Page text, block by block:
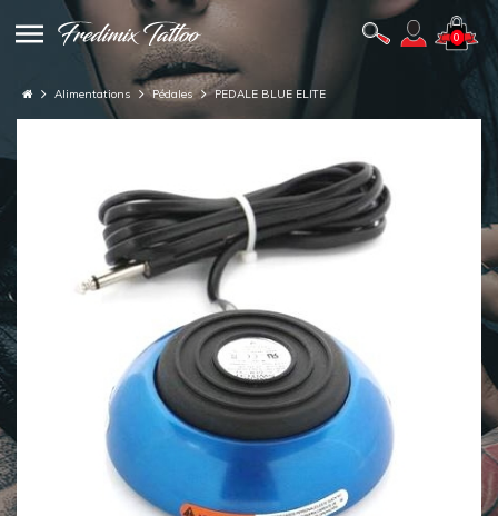
0
Alimentations Pédales PEDALE BLUE ELITE